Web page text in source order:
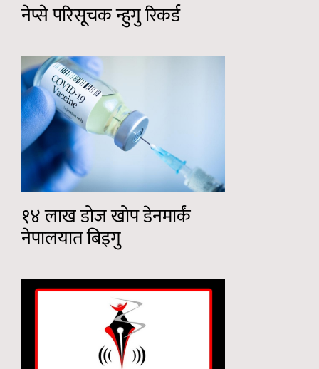
नेप्से परिसूचक न्हुगु रिकर्ड
१४ लाख डोज खोप डेनमार्कं
नेपालयात बिइगु